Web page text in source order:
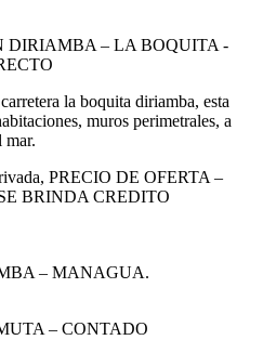
DIRIAMBA – LA BOQUITA -
la boquita diriamba, esta
muros perimetrales, a
mar.
PRECIO DE OFERTA –
BRINDA CREDITO
– MANAGUA.
– CONTADO